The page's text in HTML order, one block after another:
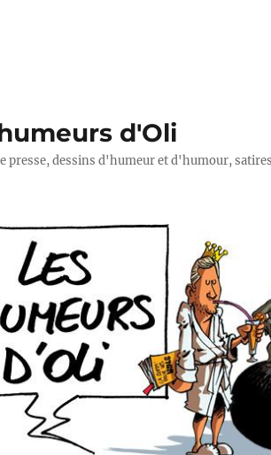
d'Oli
presse, dessins d'humeur et d'humour,